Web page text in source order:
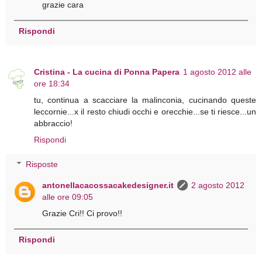
grazie cara
Rispondi
Cristina - La cucina di Ponna Papera 1 agosto 2012 alle
ore 18:34
tu, continua a scacciare la malinconia, cucinando queste
leccornie...x il resto chiudi occhi e orecchie...se ti riesce...un
abbraccio!
Rispondi
Risposte
antonellacacossacakedesigner.it
2 agosto 2012
alle ore 09:05
Grazie Cri!! Ci provo!!
Rispondi